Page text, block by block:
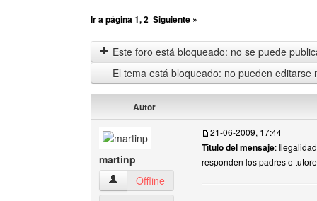
Ir a página1,2 Siguiente »
Este foro está bloqueado: no se puede
El tema está bloqueado: no pueden editarse
Autor
martinp
martinp Ver perfil del usuario
Offline
21-06-2009, 17:44
Título del mensaje:
responden los padres o